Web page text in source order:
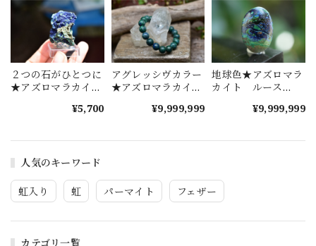
人気のキーワード
虹入り 虹 パーマイト フェザー
カテゴリ一覧
２つの石がひとつに
★アズロマラカイト
¥5,700
アグレッシヴカラー
★アズロマラカイト
¥9,999,999
地球色★アズロマラ
カイト ルース
¥9,999,999